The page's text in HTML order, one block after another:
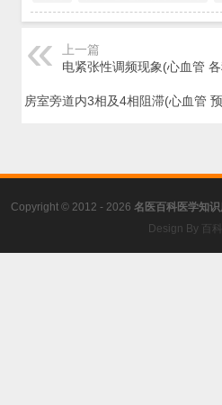
上一篇
电紧张性调频现象(心血管
房室旁道内3相及4相阻滞(心血管
Copyright © 2012 - 2026 名医百科医学知
Design By 百